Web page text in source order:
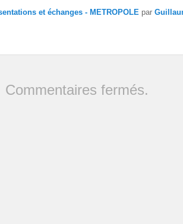
et échanges - METROPOLE par
Commentaires fermés.